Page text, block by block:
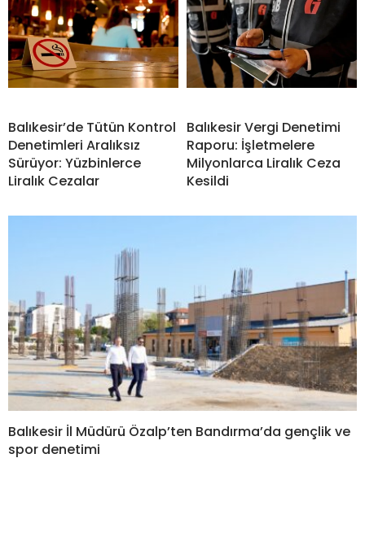
Balıkesir’de Tütün Kontrol
Denetimleri Aralıksız
Sürüyor: Yüzbinlerce
Liralık Cezalar
Balıkesir Vergi Denetimi
Raporu: İşletmelere
Milyonlarca Liralık Ceza
Kesildi
Balıkesir İl Müdürü Özalp’ten Bandırma’da gençlik ve
spor denetimi